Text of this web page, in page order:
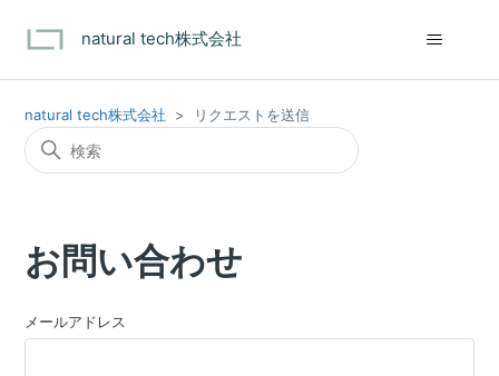
natural tech株式会社
natural tech株式会社 リクエストを送信
お問い合わせ
メールアドレス